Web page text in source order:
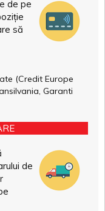
de pe
să
(Credit Europe
Garanti
de